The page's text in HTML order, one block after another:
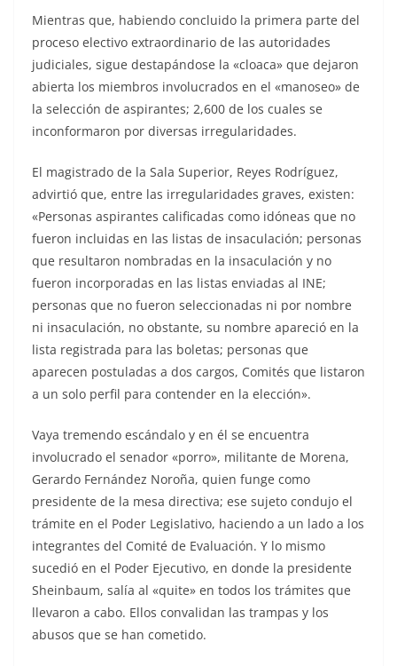
Mientras que, habiendo concluido la primera parte del
proceso electivo extraordinario de las autoridades
judiciales, sigue destapándose la «cloaca» que dejaron
abierta los miembros involucrados en el «manoseo» de
la selección de aspirantes; 2,600 de los cuales se
inconformaron por diversas irregularidades.
El magistrado de la Sala Superior, Reyes Rodríguez,
advirtió que, entre las irregularidades graves, existen:
«Personas aspirantes calificadas como idóneas que no
fueron incluidas en las listas de insaculación; personas
que resultaron nombradas en la insaculación y no
fueron incorporadas en las listas enviadas al INE;
personas que no fueron seleccionadas ni por nombre
ni insaculación, no obstante, su nombre apareció en la
lista registrada para las boletas; personas que
aparecen postuladas a dos cargos, Comités que listaron
a un solo perfil para contender en la elección».
Vaya tremendo escándalo y en él se encuentra
involucrado el senador «porro», militante de Morena,
Gerardo Fernández Noroña, quien funge como
presidente de la mesa directiva; ese sujeto condujo el
trámite en el Poder Legislativo, haciendo a un lado a los
integrantes del Comité de Evaluación. Y lo mismo
sucedió en el Poder Ejecutivo, en donde la presidente
Sheinbaum, salía al «quite» en todos los trámites que
llevaron a cabo. Ellos convalidan las trampas y los
abusos que se han cometido.